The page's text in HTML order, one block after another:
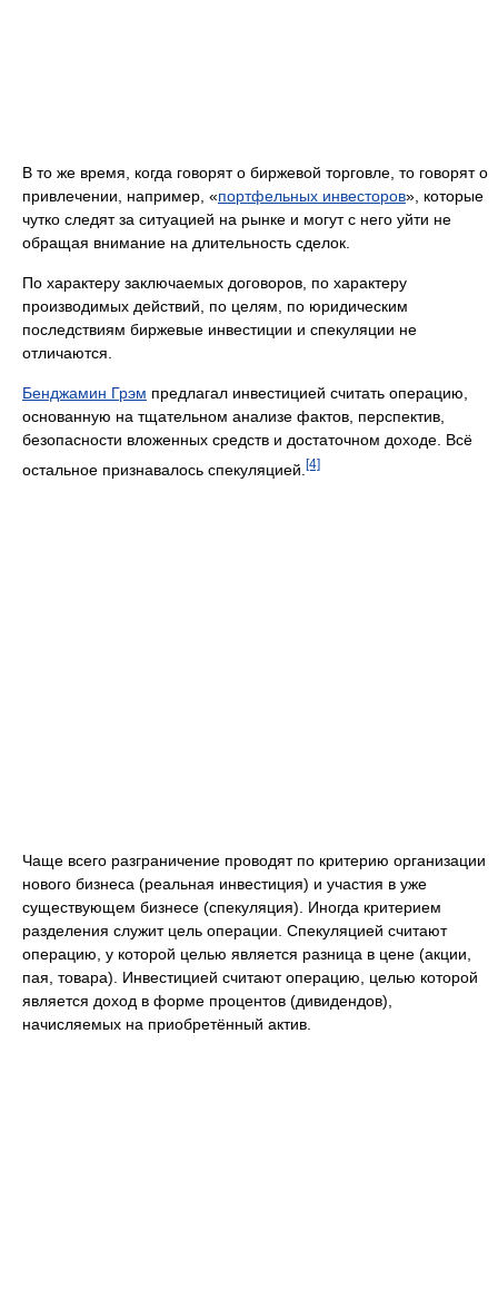
В то же время, когда говорят о биржевой торговле, то говорят о
привлечении, например, «портфельных инвесторов», которые
чутко следят за ситуацией на рынке и могут с него уйти не
обращая внимание на длительность сделок.
По характеру заключаемых договоров, по характеру
производимых действий, по целям, по юридическим
последствиям биржевые инвестиции и спекуляции не
отличаются.
Бенджамин Грэм предлагал инвестицией считать операцию,
основанную на тщательном анализе фактов, перспектив,
безопасности вложенных средств и достаточном доходе. Всё
остальное признавалось спекуляцией. [4]
Чаще всего разграничение проводят по критерию организации
нового бизнеса (реальная инвестиция) и участия в уже
существующем бизнесе (спекуляция). Иногда критерием
разделения служит цель операции. Спекуляцией считают
операцию, у которой целью является разница в цене (акции,
пая, товара). Инвестицией считают операцию, целью которой
является доход в форме процентов (дивидендов),
начисляемых на приобретённый актив.